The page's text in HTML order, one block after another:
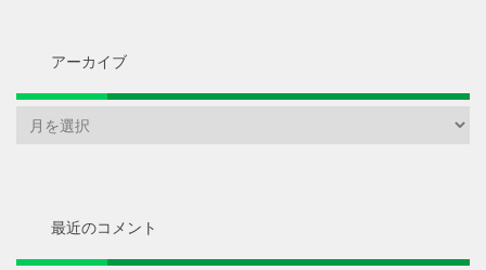
アーカイブ
最近のコメント